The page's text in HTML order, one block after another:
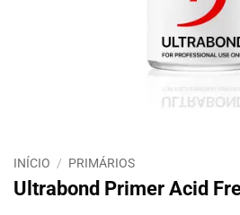
INÍCIO / PRIMÁRIOS
Ultrabond Primer Acid